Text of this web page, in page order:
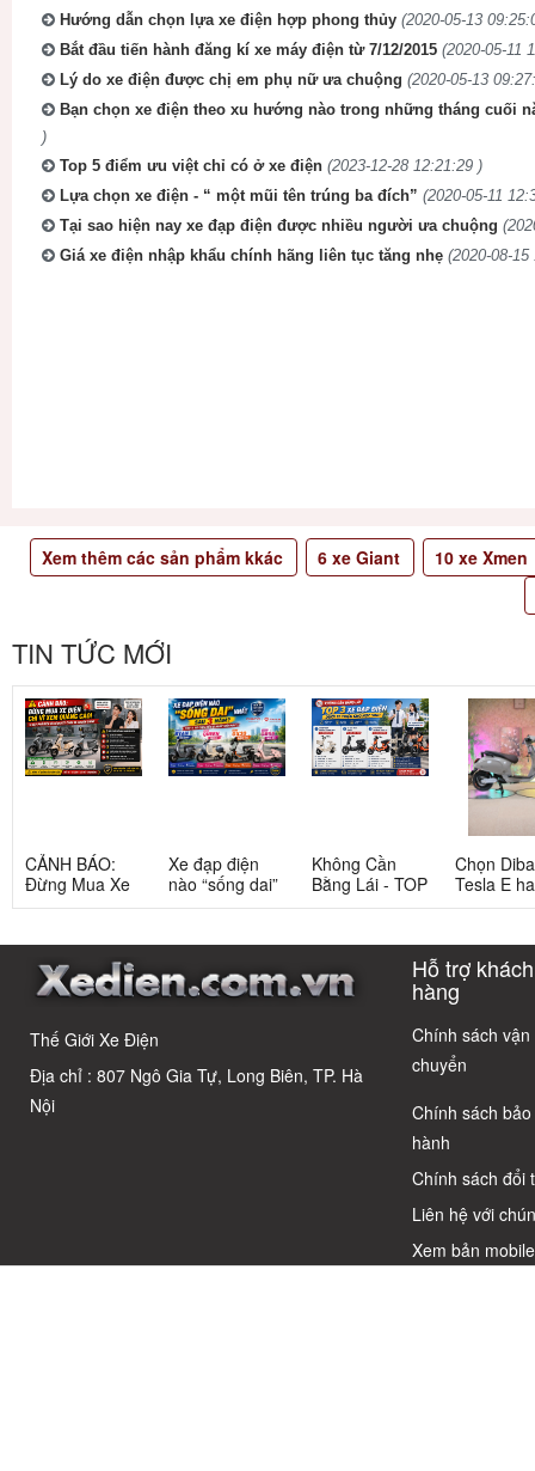
Hướng dẫn chọn lựa xe điện hợp phong thủy (2020-05-13
Bắt đầu tiến hành đăng kí xe máy điện từ 7/12/2015 (2020-05-11
Lý do xe điện được chị em phụ nữ ưa chuộng (2020-05-13
Bạn chọn xe điện theo xu hướng nào trong những tháng cuối
)
Top 5 điểm ưu việt chỉ có ở xe điện (2023-12-28 12:21:29 )
Lựa chọn xe điện - “ một mũi tên trúng ba đích” (2020-05-11
Tại sao hiện nay xe đạp điện được nhiều người ưa chuộng
Giá xe điện nhập khẩu chính hãng liên tục tăng nhẹ (2020-08-15
Xem thêm các sản phẩm kkác 6 xe Giant 10 xe Xmen
TIN TỨC MỚI
CẢNH BÁO:
Đừng Mua Xe
Điện Chỉ Vì
Cáo! 5 Bẫy
Phổ Biến Và Bí
Quyết Chọn Xe
Chuẩn Chỉnh
Xe đạp điện
nào “sống dai”
nhất sau 5
có câu trả lời
Không Cần
Bằng Lái - TOP
3 Xe Đạp Điện
Cho Học Sinh
Chọn
Tesla E
Tesla G:
cho người
dùng
thái
Thế Giới Xe Điện
Địa chỉ : 807 Ngô Gia Tự, Long Biên, TP. Hà
Nội
Hỗ trợ khách
hàng
Chính sách vận
chuyển
Chính sách bảo
hành
Chính sách đổi
Liên hệ với
Xem bản